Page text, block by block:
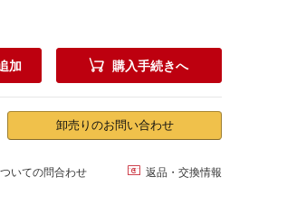
加  購入手続きへ
卸売りのお問い合わせ
いての問合わせ  返品・交換情報